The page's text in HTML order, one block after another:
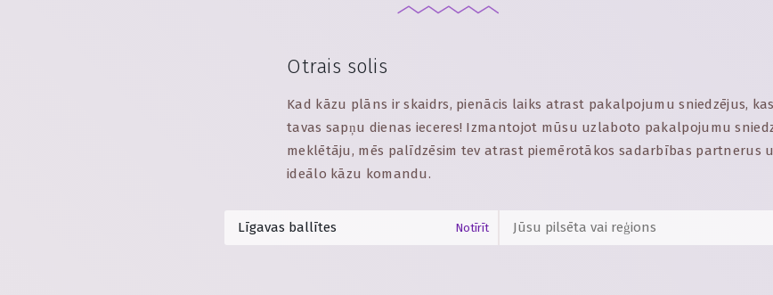
Otrais solis
Kad kāzu plāns ir skaidrs, pienācis laiks atrast pakalpojumu sniedzējus,
tavas sapņu dienas ieceres! Izmantojot mūsu uzlaboto pakalpojumu
meklētāju, mēs palīdzēsim tev atrast piemērotākos sadarbības partnerus
ideālo kāzu komandu.
Notīrīt